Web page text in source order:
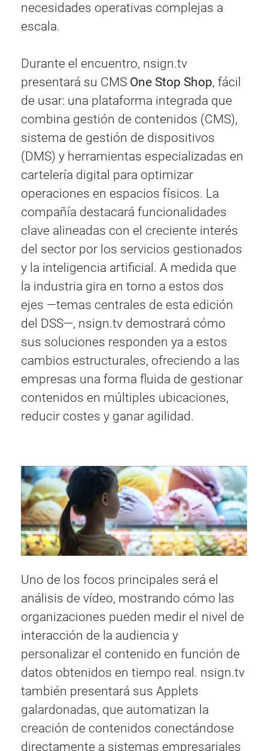
necesidades operativas complejas a
escala.
Durante el encuentro, nsign.tv
presentará su CMS One Stop Shop, fácil
de usar: una plataforma integrada que
combina gestión de contenidos (CMS),
sistema de gestión de dispositivos
(DMS) y herramientas especializadas en
cartelería digital para optimizar
operaciones en espacios físicos. La
compañía destacará funcionalidades
clave alineadas con el creciente interés
del sector por los servicios gestionados
y la inteligencia artificial. A medida que
la industria gira en torno a estos dos
ejes —temas centrales de esta edición
del DSS—, nsign.tv demostrará cómo
sus soluciones responden ya a estos
cambios estructurales, ofreciendo a las
empresas una forma fluida de gestionar
contenidos en múltiples ubicaciones,
reducir costes y ganar agilidad.
Uno de los focos principales será el
análisis de vídeo, mostrando cómo las
organizaciones pueden medir el nivel de
interacción de la audiencia y
personalizar el contenido en función de
datos obtenidos en tiempo real. nsign.tv
también presentará sus Applets
galardonadas, que automatizan la
creación de contenidos conectándose
directamente a sistemas empresariales